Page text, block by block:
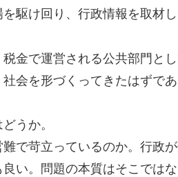
駆け回り、行政情報を取材し
金で運営される公共部門と
会を形づくってきたはずであ
うか。
で苛立っているのか。行政が
い。問題の本質はそこではな